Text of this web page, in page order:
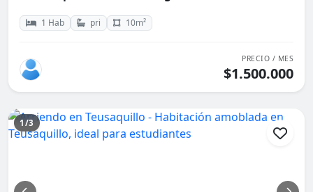
1 Hab pri 10m²
PRECIO / MES
$1.500.000
1/3